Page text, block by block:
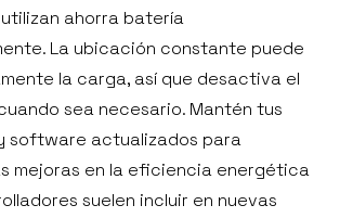
ahorra batería
La ubicación constante puede
la carga, así que desactiva el
sea necesario. Mantén tus
software actualizados para
mejoras en la eficiencia energética
suelen incluir en nuevas